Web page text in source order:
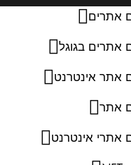
אתרים
אתרים בגוגל
אתר אינטרנט
אתר
אתרי אינטרנט